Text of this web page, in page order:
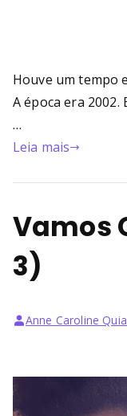
Houve um tempo
A época era
…
Leia mais
Vamos
3)
Anne Caroline